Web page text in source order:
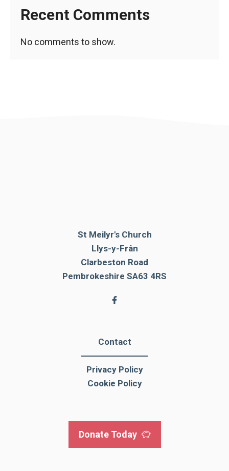
Recent Comments
No comments to show.
St Meilyr's Church
Llys-y-Frân
Clarbeston Road
Pembrokeshire SA63 4RS
Contact
Privacy Policy
Cookie Policy
Donate Today